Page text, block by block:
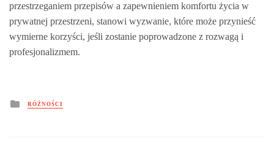
przestrzeganiem przepisów a zapewnieniem komfortu życia w
prywatnej przestrzeni, stanowi wyzwanie, które może przynieść
wymierne korzyści, jeśli zostanie poprowadzone z rozwagą i
profesjonalizmem.
Posted
RÓŻNOŚCI